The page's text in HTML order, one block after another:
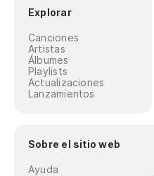
Explorar
Canciones
Artistas
Álbumes
Playlists
Actualizaciones
Lanzamientos
Sobre el sitio web
Ayuda